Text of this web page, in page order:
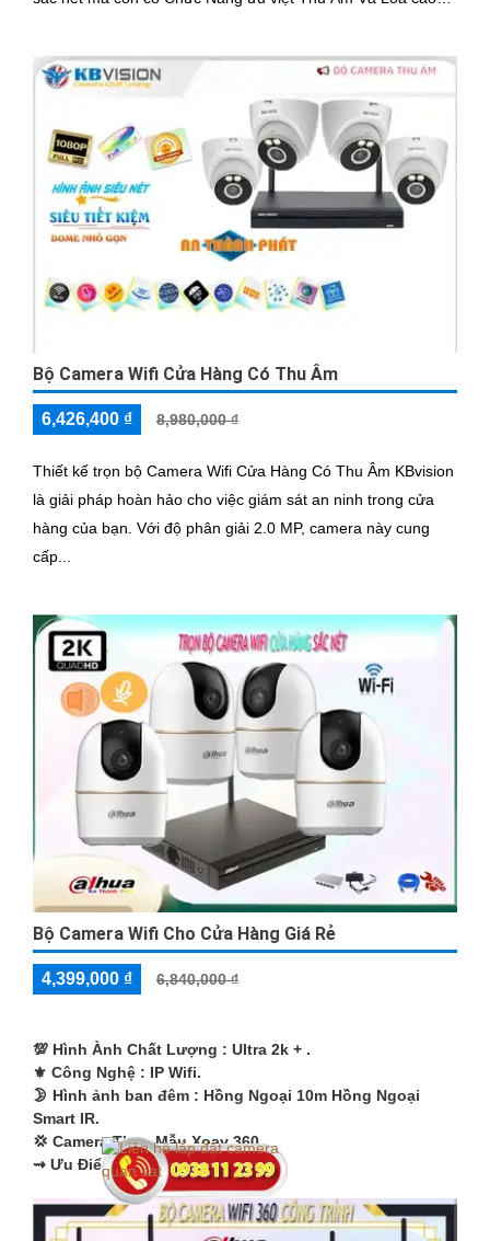
Bộ Camera Wifi Cửa Hàng Có Thu Âm
6,426,400 ₫ 8,980,000 ₫
Thiết kế trọn bộ Camera Wifi Cửa Hàng Có Thu Âm KBvision
là giải pháp hoàn hảo cho việc giám sát an ninh trong cửa
hàng của bạn. Với độ phân giải 2.0 MP, camera này cung
cấp...
Bộ Camera Wifi Cho Cửa Hàng Giá Rẻ
4,399,000 ₫ 6,840,000 ₫
💯 Hình Ành Chất Lượng : Ultra 2k + .
⚜️ Công Nghệ : IP Wifi.
🌛 Hình ảnh ban đêm : Hồng Ngoại 10m Hồng Ngoại
Smart IR.
💢 Camera Theo MẫuXoay 360.
️⇝ Ưu Điểm :Thu Âm Và Loa.